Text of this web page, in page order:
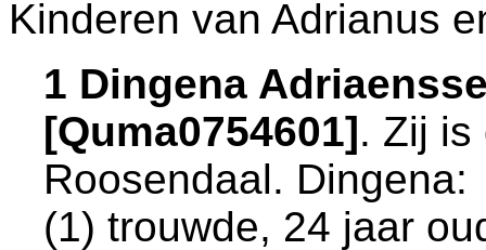
Kinderen van Adrianus
1 Dingena
[Quma0754601]. Zij is
Roosendaal. Dingena:
(1) trouwde, 24 jaar